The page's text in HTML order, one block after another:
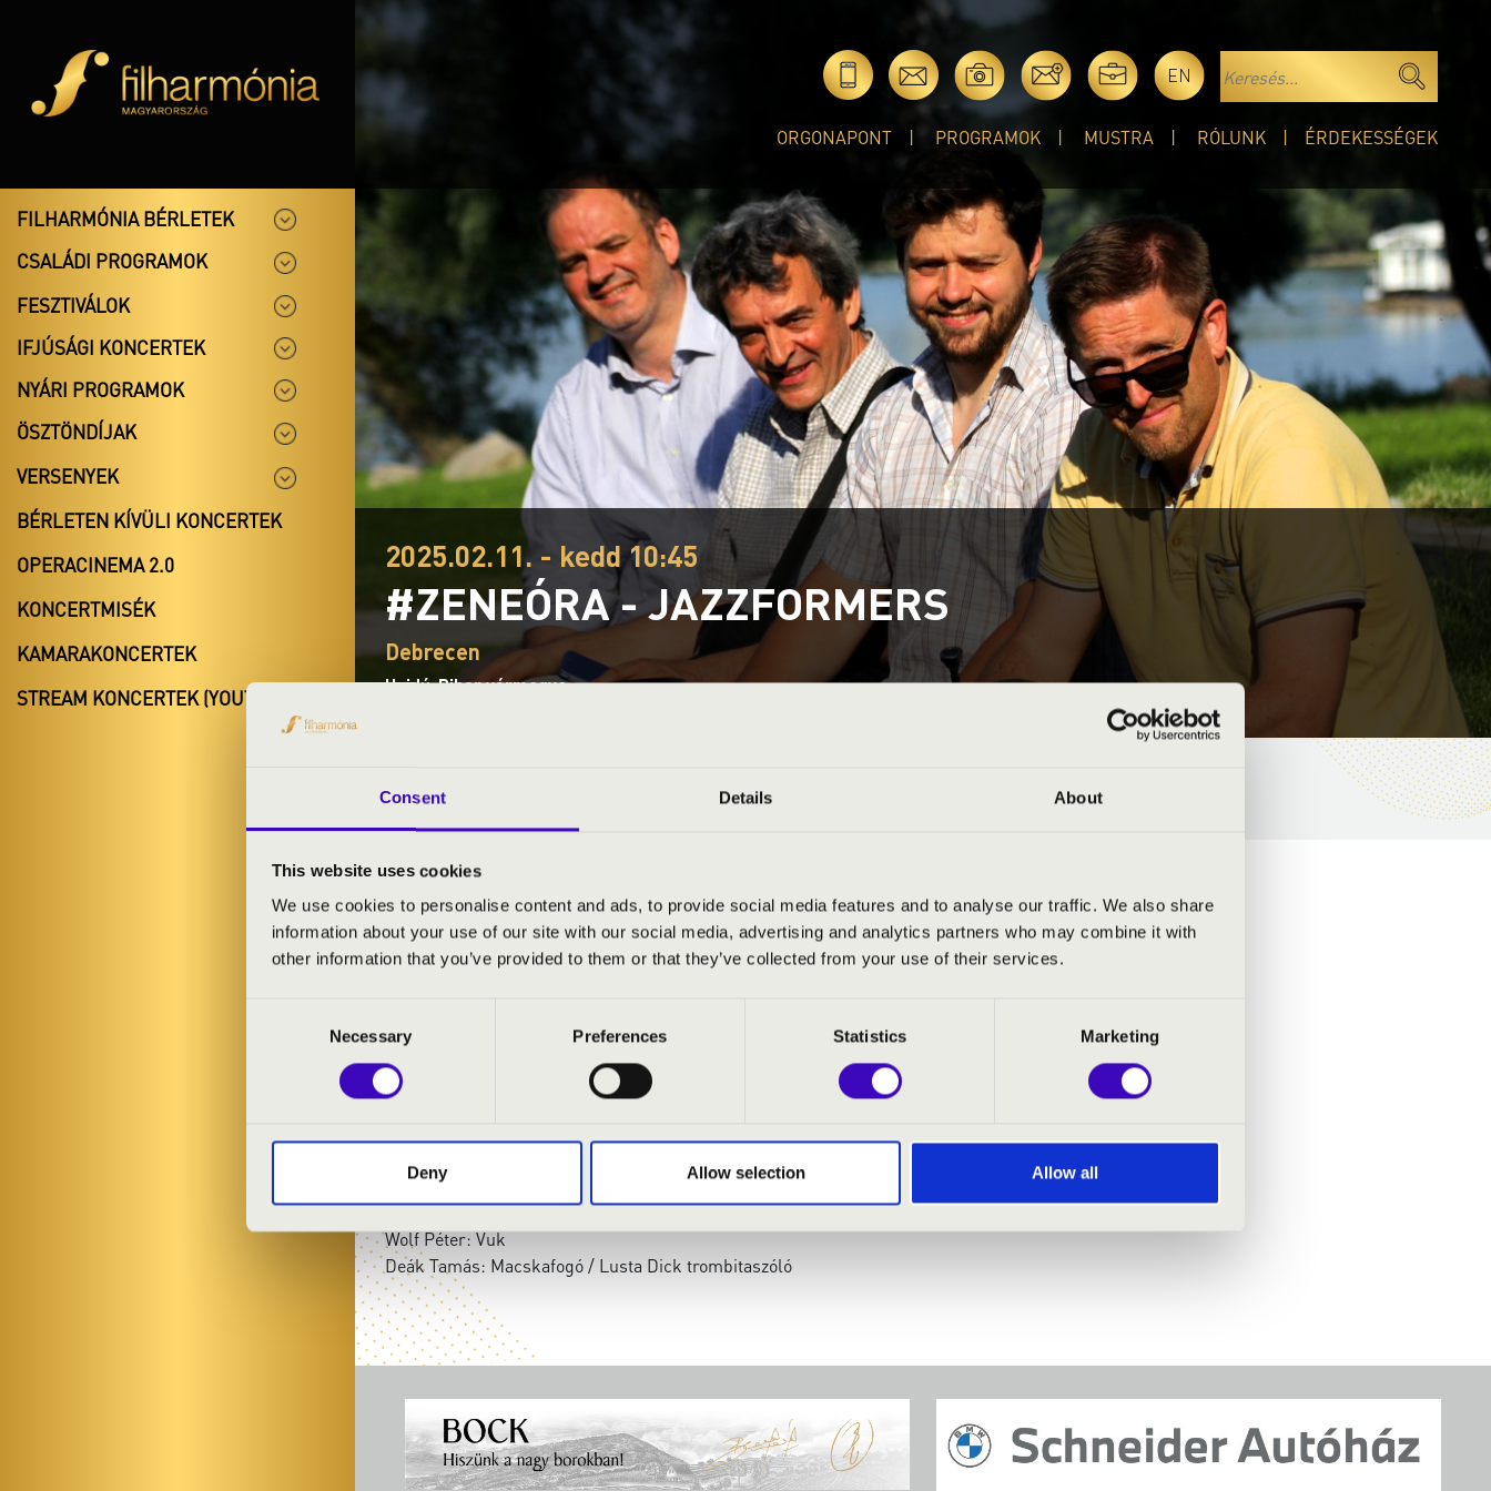
Consent Details About
This website uses cookies
We use cookies to personalise content and ads, to provide social media features and to analyse our traffic. We also share
information about your use of our site with our social media, advertising and analytics partners who may combine it with
other information that you’ve provided to them or that they’ve collected from your use of their services.
Necessary Preferences Statistics Marketing
Deny Allow selection Allow all
EN
ORGONAPONT PROGRAMOK MUSTRA RÓLUNK ÉRDEKESSÉGEK
FILHARMÓNIA BÉRLETEK
CSALÁDI PROGRAMOK
FESZTIVÁLOK
IFJÚSÁGI KONCERTEK
NYÁRI PROGRAMOK
ÖSZTÖNDÍJAK
VERSENYEK
BÉRLETEN KÍVÜLI KONCERTEK
OPERACINEMA 2.0
KONCERTMISÉK
KAMARAKONCERTEK
STREAM KONCERTEK (YOUTUBE)
2025.02.11. - kedd 10:45
#ZENEÓRA - JAZZFORMERS
Debrecen
Hajdú-Bihar vármegye
BÉRLET- ÉS JEGYÁRAK
ELŐADÓK:
MŰSOR:
Miles Davis: Nardis
Lalo Schifrin: Mission Impossible
Wolf Péter: Vuk
Deák Tamás: Macskafogó / Lusta Dick trombitaszóló